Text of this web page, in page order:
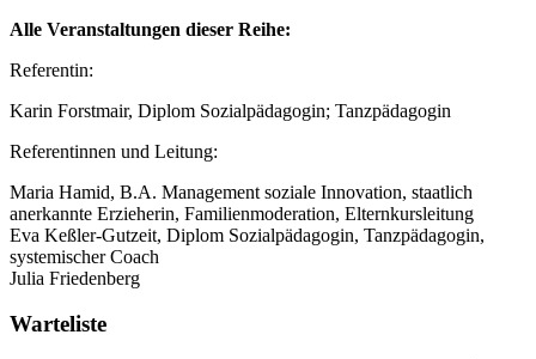
Alle Veranstaltungen dieser Reihe:
Referentin:
Karin Forstmair, Diplom Sozialpädagogin; Tanzpädagogin
Referentinnen und Leitung:
Maria Hamid, B.A. Management soziale Innovation, staatlich
anerkannte Erzieherin, Familienmoderation, Elternkursleitung
Eva Keßler-Gutzeit, Diplom Sozialpädagogin, Tanzpädagogin,
systemischer Coach
Julia Friedenberg
Warteliste